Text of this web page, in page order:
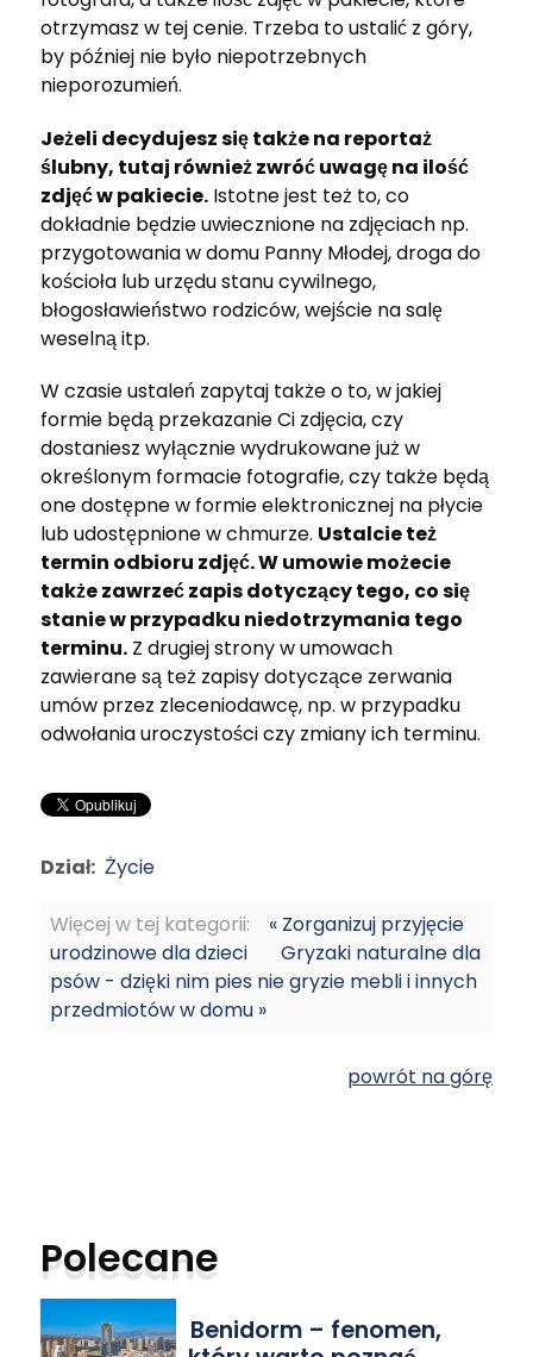
otrzymasz w tej cenie. Trzeba to ustalić z góry,
by później nie było niepotrzebnych
nieporozumień.
Jeżeli decydujesz się także na reportaż
ślubny, tutaj również zwróć uwagę na ilość
zdjęć w pakiecie. Istotne jest też to, co
dokładnie będzie uwiecznione na zdjęciach np.
przygotowania w domu Panny Młodej, droga do
kościoła lub urzędu stanu cywilnego,
błogosławieństwo rodziców, wejście na salę
weselną itp.
W czasie ustaleń zapytaj także o to, w jakiej
formie będą przekazanie Ci zdjęcia, czy
dostaniesz wyłącznie wydrukowane już w
określonym formacie fotografie, czy także będą
one dostępne w formie elektronicznej na płycie
lub udostępnione w chmurze. Ustalcie też
termin odbioru zdjęć. W umowie możecie
także zawrzeć zapis dotyczący tego, co się
stanie w przypadku niedotrzymania tego
terminu. Z drugiej strony w umowach
zawierane są też zapisy dotyczące zerwania
umów przez zleceniodawcę, np. w przypadku
odwołania uroczystości czy zmiany ich terminu.
Dział: Życie
Więcej w tej kategorii:
« Zorganizuj przyjęcie
urodzinowe dla dzieci
Gryzaki naturalne dla
psów - dzięki nim pies nie gryzie mebli i innych
przedmiotów w domu »
powrót na górę
Polecane
Benidorm – fenomen,